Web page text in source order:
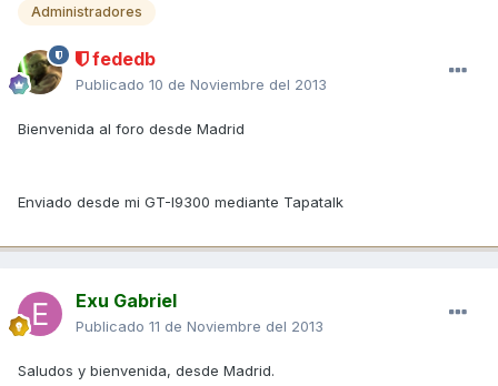
Administradores
fededb
Publicado 10 de Noviembre del 2013
Bienvenida al foro desde Madrid
Enviado desde mi GT-I9300 mediante Tapatalk
Exu Gabriel
Publicado 11 de Noviembre del 2013
Saludos y bienvenida, desde Madrid.